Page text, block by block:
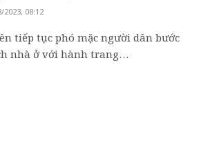
08:12
tiếp tục phó mặc người dân bước
nhà ở với hành trang…